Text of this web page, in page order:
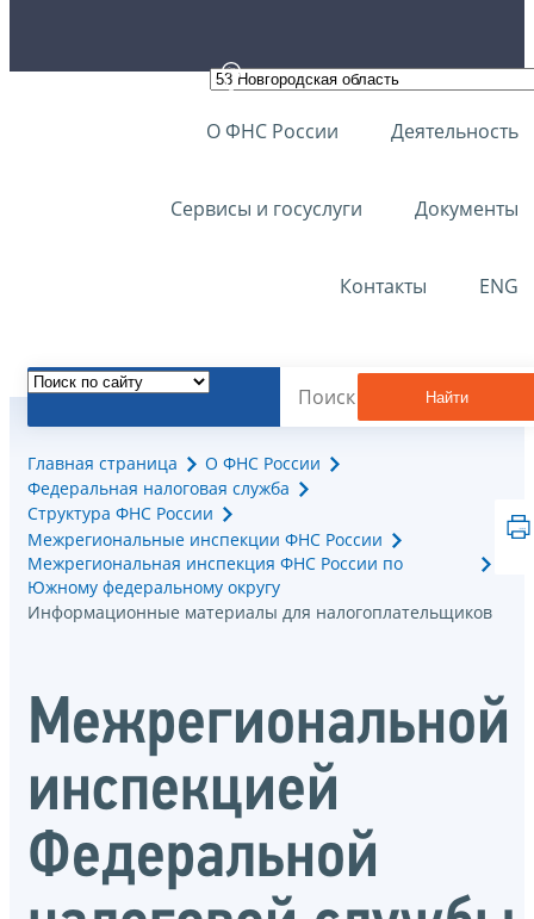
О ФНС России Деятельность
Сервисы и госуслуги Документы
Контакты ENG
Найти
Главная страница
О ФНС России
Федеральная налоговая служба
Структура ФНС России
Межрегиональные инспекции ФНС России
Межрегиональная инспекция ФНС России по
Южному федеральному округу
Информационные материалы для налогоплательщиков
Межрегиональной
инспекцией
Федеральной